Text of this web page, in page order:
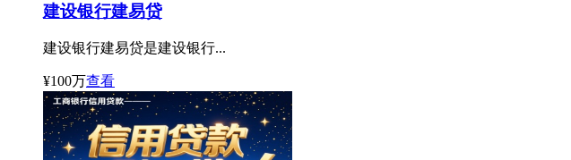
建设银行建易贷
建设银行建易贷是建设银行...
¥100万查看